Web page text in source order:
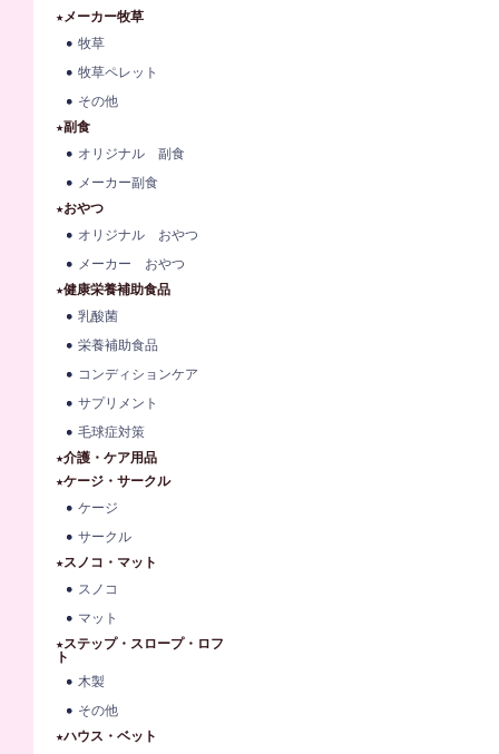
★メーカー牧草
牧草
牧草ペレット
その他
★副食
オリジナル 副食
メーカー副食
★おやつ
オリジナル おやつ
メーカー おやつ
★健康栄養補助食品
乳酸菌
栄養補助食品
コンディションケア
サプリメント
毛球症対策
★介護・ケア用品
★ケージ・サークル
ケージ
サークル
★スノコ・マット
スノコ
マット
★ステップ・スロープ・ロフ
ト
木製
その他
★ハウス・ベット